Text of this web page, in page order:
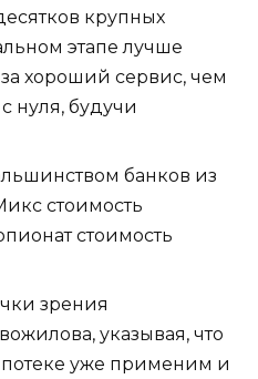
крупных
этапе лучше
хороший сервис, чем
нуля, будучи
банков из
стоимость
стоимость
зрения
указывая, что
уже применим и